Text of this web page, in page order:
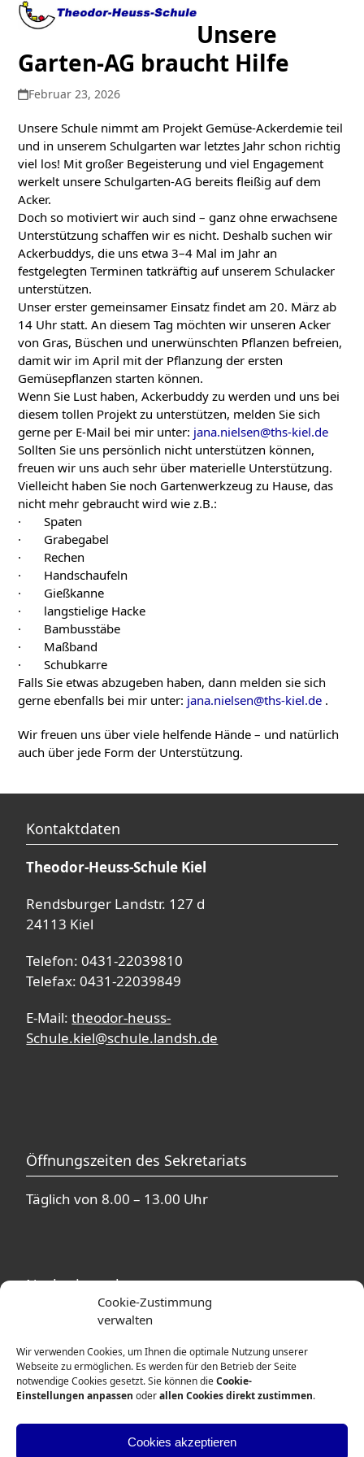
Cookie-Zustimmung
verwalten
Wir verwenden Cookies, um Ihnen die optimale Nutzung unserer
Webseite zu ermöglichen. Es werden für den Betrieb der Seite
notwendige Cookies gesetzt. Sie können dieCookie-
Einstellungen anpassen oderallen Cookies direkt zustimmen.
Cookies akzeptieren
SkipOpen
menu
Close
menu
Unsere
Garten-AG braucht Hilfe
Februar 23, 2026
Unsere Schule nimmt am Projekt Gemüse-Ackerdemie teil
und in unserem Schulgarten war letztes Jahr schon richtig
viel los! Mit großer Begeisterung und viel Engagement
werkelt unsere Schulgarten-AG bereits fleißig auf dem
Acker.
Doch so motiviert wir auch sind – ganz ohne erwachsene
Unterstützung schaffen wir es nicht. Deshalb suchen wir
Ackerbuddys, die uns etwa 3–4 Mal im Jahr an
festgelegten Terminen tatkräftig auf unserem Schulacker
unterstützen.
Unser erster gemeinsamer Einsatz findet am 20. März ab
14 Uhr statt. An diesem Tag möchten wir unseren Acker
von Gras, Büschen und unerwünschten Pflanzen befreien,
damit wir im April mit der Pflanzung der ersten
Gemüsepflanzen starten können.
Wenn Sie Lust haben, Ackerbuddy zu werden und uns bei
diesem tollen Projekt zu unterstützen, melden Sie sich
gerne per E-Mail bei mir unter: jana.nielsen@ths-kiel.de
Sollten Sie uns persönlich nicht unterstützen können,
freuen wir uns auch sehr über materielle Unterstützung.
Vielleicht haben Sie noch Gartenwerkzeug zu Hause, das
nicht mehr gebraucht wird wie z.B.:
· Spaten
· Grabegabel
· Rechen
· Handschaufeln
· Gießkanne
· langstielige Hacke
· Bambusstäbe
· Maßband
· Schubkarre
Falls Sie etwas abzugeben haben, dann melden sie sich
gerne ebenfalls bei mir unter: jana.nielsen@ths-kiel.de .
Wir freuen uns über viele helfende Hände – und natürlich
auch über jede Form der Unterstützung.
Kontaktdaten
Theodor-Heuss-Schule Kiel
Rendsburger Landstr. 127 d
24113 Kiel
Telefon: 0431-22039810
Telefax: 0431-22039849
E-Mail:theodor-heuss-
Schule.kiel@schule.landsh.de
Öffnungszeiten des Sekretariats
Täglich von 8.00 – 13.00 Uhr
Nachmittagsbetreuung
In unmittelbarer Nähe zur Theodor-Heuss-
Schule befinden sich mehrere
Betreuungsangebote. Ausführliche
Informationen erhalten Sie von den
Betreuerinnen und Betreuern der
entsprechenden Einrichtungen.